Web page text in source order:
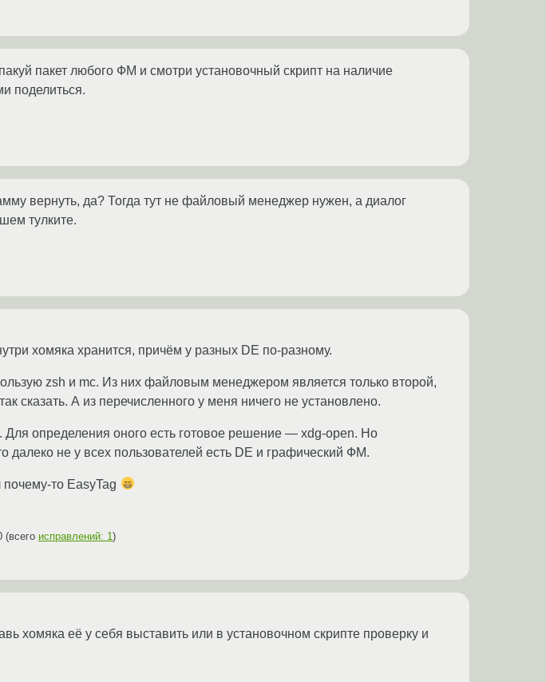
пакет любого ФМ и смотри установочный скрипт на наличие
поделиться.
вернуть, да? Тогда тут не файловый менеджер нужен, а диалог
тулките.
хомяка хранится, причём у разных DE по-разному.
zsh и mc. Из них файловым менеджером является только второй,
сказать. А из перечисленного у меня ничего не установлено.
определения оного есть готовое решение — xdg-open. Но
далеко не у всех пользователей есть DE и графический ФМ.
то EasyTag
(всего исправлений: 1 )
хомяка её у себя выставить или в установочном скрипте проверку и